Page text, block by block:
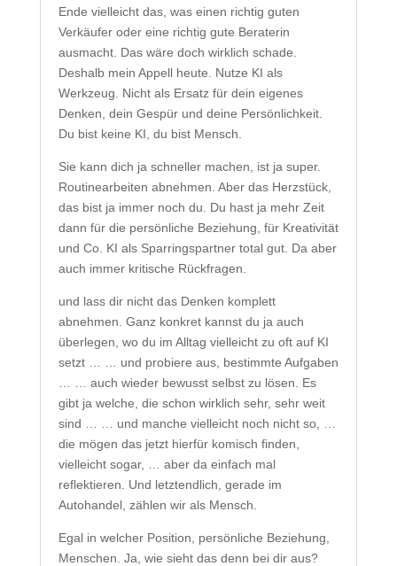
Ende vielleicht das, was einen richtig guten
Verkäufer oder eine richtig gute Beraterin
ausmacht. Das wäre doch wirklich schade.
Deshalb mein Appell heute. Nutze KI als
Werkzeug. Nicht als Ersatz für dein eigenes
Denken, dein Gespür und deine Persönlichkeit.
Du bist keine KI, du bist Mensch.
Sie kann dich ja schneller machen, ist ja super.
Routinearbeiten abnehmen. Aber das Herzstück,
das bist ja immer noch du. Du hast ja mehr Zeit
dann für die persönliche Beziehung, für Kreativität
und Co. KI als Sparringspartner total gut. Da aber
auch immer kritische Rückfragen.
und lass dir nicht das Denken komplett
abnehmen. Ganz konkret kannst du ja auch
überlegen, wo du im Alltag vielleicht zu oft auf KI
setzt … … und probiere aus, bestimmte Aufgaben
… … auch wieder bewusst selbst zu lösen. Es
gibt ja welche, die schon wirklich sehr, sehr weit
sind … … und manche vielleicht noch nicht so, …
die mögen das jetzt hierfür komisch finden,
vielleicht sogar, … aber da einfach mal
reflektieren. Und letztendlich, gerade im
Autohandel, zählen wir als Mensch.
Egal in welcher Position, persönliche Beziehung,
Menschen. Ja, wie sieht das denn bei dir aus?